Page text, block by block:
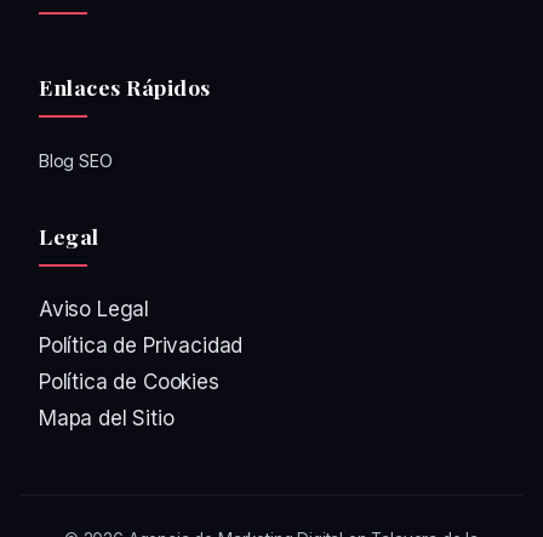
Enlaces Rápidos
Blog SEO
Legal
Aviso Legal
Política de Privacidad
Política de Cookies
Mapa del Sitio